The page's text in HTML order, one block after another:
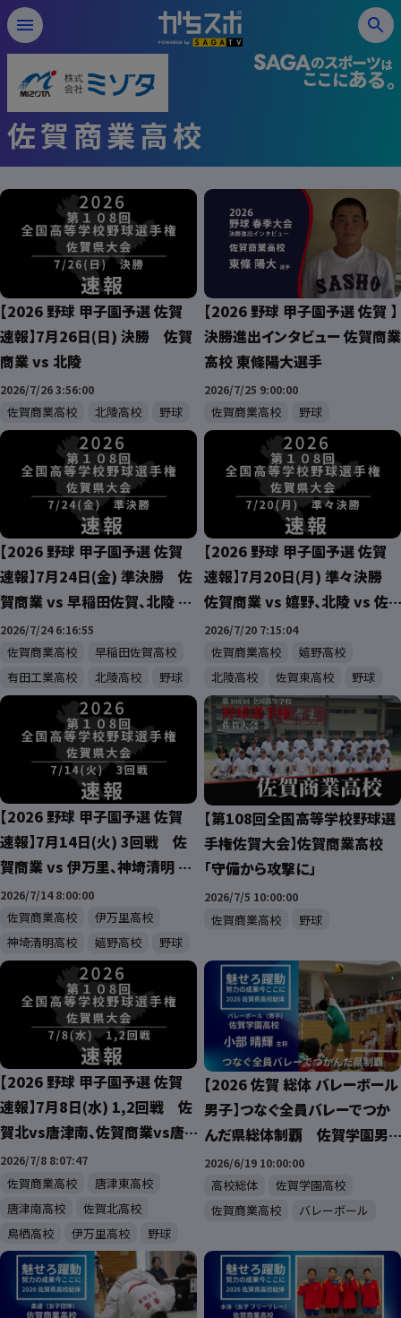
佐賀商業高校
【2026 野球 甲子園予選 佐賀
速報】7月26日(日) 決勝 佐賀
商業 vs 北陵
2026/7/26 3:56:00
佐賀商業高校 北陵高校 野球
【2026 野球 甲子園予選 佐賀 】
決勝進出インタビュー 佐賀商業
高校 東條陽大選手
2026/7/25 9:00:00
佐賀商業高校 野球
【2026 野球 甲子園予選 佐賀
速報】7月24日(金) 準決勝 佐
賀商業 vs 早稲田佐賀、北陵 vs
有田工業
2026/7/24 6:16:55
佐賀商業高校
早稲田佐賀高校
有田工業高校
北陵高校 野球
【2026 野球 甲子園予選 佐賀
速報】7月20日(月) 準々決勝
佐賀商業 vs 嬉野、北陵 vs 佐
賀東
2026/7/20 7:15:04
佐賀商業高校
嬉野高校
北陵高校
佐賀東高校 野球
【2026 野球 甲子園予選 佐賀
速報】7月14日(火) 3回戦 佐
賀商業 vs 伊万里、神埼清明 vs
嬉野
2026/7/14 8:00:00
佐賀商業高校
伊万里高校
神埼清明高校
嬉野高校 野球
【第108回全国高等学校野球選
手権佐賀大会】佐賀商業高校
「守備から攻撃に」
2026/7/5 10:00:00
佐賀商業高校 野球
【2026 野球 甲子園予選 佐賀
速報】7月8日(水) 1,2回戦 佐
賀北vs唐津南、佐賀商業vs唐
津東、鳥栖vs伊万里
2026/7/8 8:07:47
佐賀商業高校
唐津東高校
唐津南高校
佐賀北高校
鳥栖高校
伊万里高校 野球
【2026 佐賀 総体 バレーボール
男子】つなぐ全員バレーでつか
んだ県総体制覇 佐賀学園男
子バレー部
2026/6/19 10:00:00
高校総体
佐賀学園高校
佐賀商業高校
バレーボール